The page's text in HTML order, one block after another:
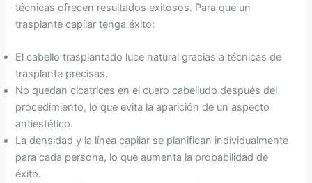
técnicas ofrecen resultados exitosos. Para que un
trasplante capilar tenga éxito:
El cabello trasplantado luce natural gracias a técnicas de
trasplante precisas.
No quedan cicatrices en el cuero cabelludo después del
procedimiento, lo que evita la aparición de un aspecto
antiestético.
La densidad y la línea capilar se planifican individualmente
para cada persona, lo que aumenta la probabilidad de
éxito.